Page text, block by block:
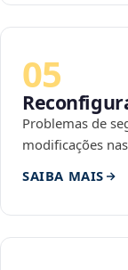
05
Problemas de
modificações
SAIBA MAIS